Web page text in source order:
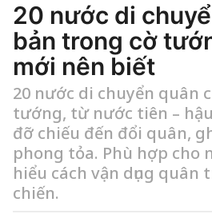
20 nước di
bản trong cờ
mới nên biết
20 nước di chuyển quân
tướng, từ nước tiên –
đỡ chiếu đến đổi quân,
phong tỏa. Phù hợp cho
hiểu cách vận dụng
chiến.